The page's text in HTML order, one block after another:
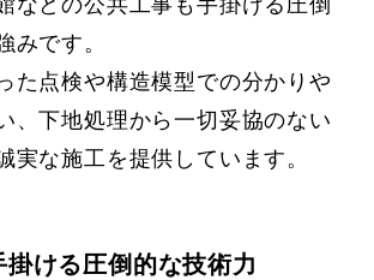
みです。
た点検や構造模型での分かりや
、下地処理から一切妥協のない
実な施工を提供しています。
ける圧倒的な技術力